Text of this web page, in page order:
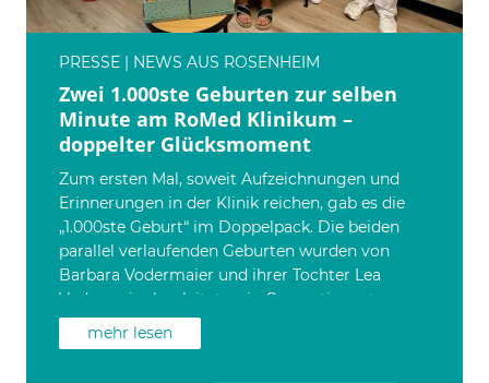
PRESSE | NEWS AUS ROSENHEIM
Zwei 1.000ste Geburten zur selben
Minute am RoMed Klinikum –
doppelter Glücksmoment
Zum ersten Mal, soweit Aufzeichnungen und
Erinnerungen in der Klinik reichen, gab es die
„1.000ste Geburt“ im Doppelpack. Die beiden
parallel verlaufenden Geburten wurden von
Barbara Vodermaier und ihrer Tochter Lea
Vodermaier begleitet – ein Generationenteam,
das Professionalität und Herzlichkeit verbindet.
Unisono erzählen die beiden Hebammen: „Solche
mehr lesen